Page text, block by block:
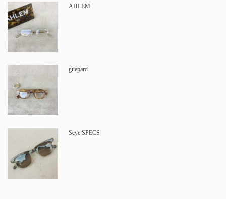
AHLEM
guepard
Scye SPECS